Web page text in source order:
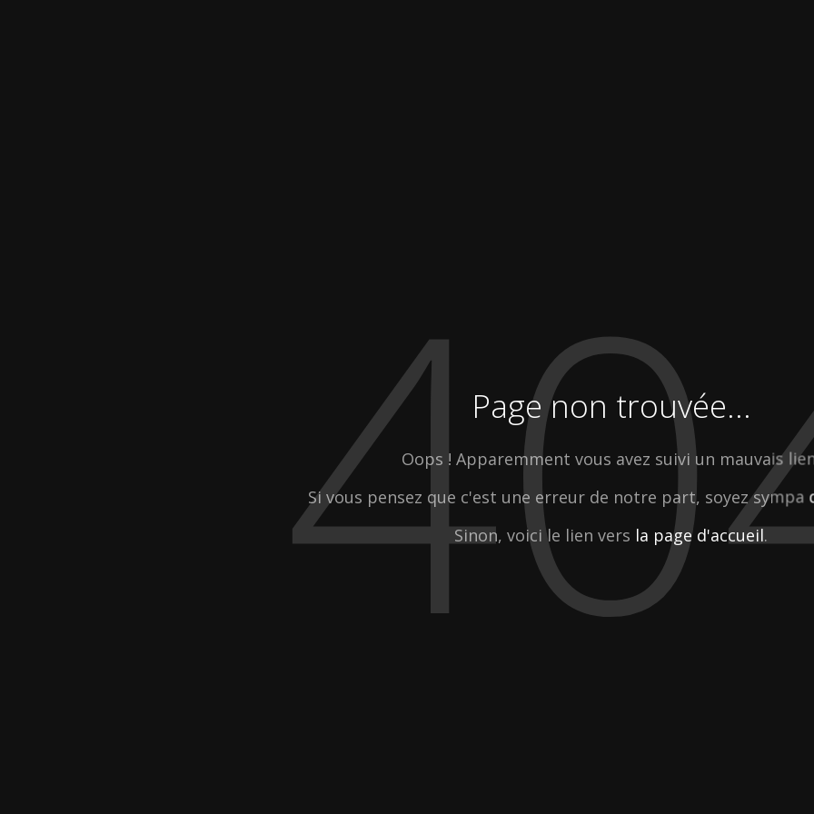
Page non trouvée...
Oops ! Apparemment vous avez suivi un mauvais
Si vous pensez que c'est une erreur de notre part, soyez sympa
Sinon, voici le lien vers la page d'accueil.